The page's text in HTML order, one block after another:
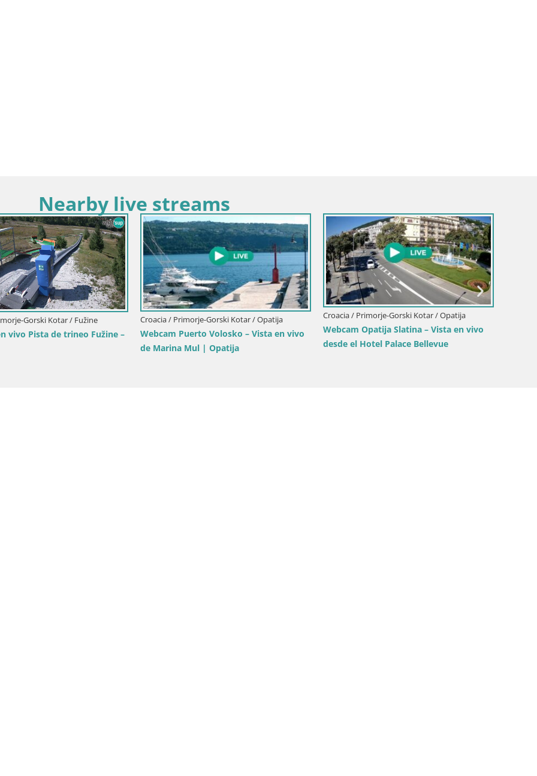
Nearby live streams
Gorski Kotar / Fužine
vivo Pista de trineo Fužine –
Croacia / Primorje-Gorski Kotar / Opatija
Webcam Puerto Volosko – Vista en vivo
de Marina Mul | Opatija
Croacia / Primorje-Gorski Kotar / Opatija
Webcam Opatija Slatina – Vista en vivo
desde el Hotel Palace Bellevue